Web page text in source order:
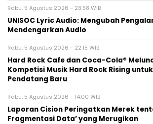
Rabu, 5 Agustus 2026 - 23:58 WIB
UNISOC Lyric Audio: Mengubah
Mendengarkan Audio
Rabu, 5 Agustus 2026 - 22:15 WIB
Hard Rock Cafe dan Coca-Cola®
Kompetisi Musik Hard Rock Rising
Pendatang Baru
Rabu, 5 Agustus 2026 - 14:00 WIB
Laporan Cision Peringatkan Merek
Fragmentasi Data’ yang Merugikan